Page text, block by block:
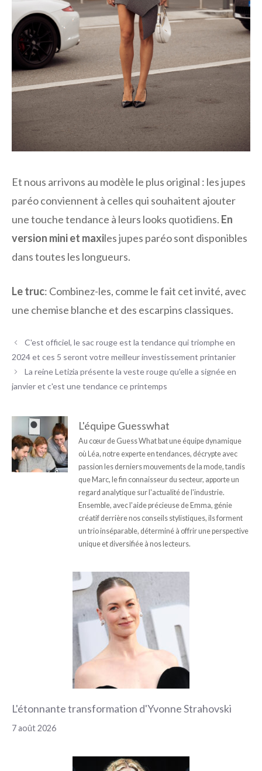
Et nous arrivons au modèle le plus original : les jupes
paréo conviennent à celles qui souhaitent ajouter
une touche tendance à leurs looks quotidiens. En
version mini et maxiles jupes paréo sont disponibles
dans toutes les longueurs.
Le truc: Combinez-les, comme le fait cet invité, avec
une chemise blanche et des escarpins classiques.
C'est officiel, le sac rouge est la tendance qui triomphe en
2024 et ces 5 seront votre meilleur investissement printanier
La reine Letizia présente la veste rouge qu'elle a signée en
janvier et c'est une tendance ce printemps
L'équipe Guesswhat
Au cœur de Guess What bat une équipe dynamique
où Léa, notre experte en tendances, décrypte avec
passion les derniers mouvements de la mode, tandis
que Marc, le fin connaisseur du secteur, apporte un
regard analytique sur l'actualité de l'industrie.
Ensemble, avec l'aide précieuse de Emma, génie
créatif derrière nos conseils stylistiques, ils forment
un trio inséparable, déterminé à offrir une perspective
unique et diversifiée à nos lecteurs.
L'étonnante transformation d'Yvonne Strahovski
7 août 2026